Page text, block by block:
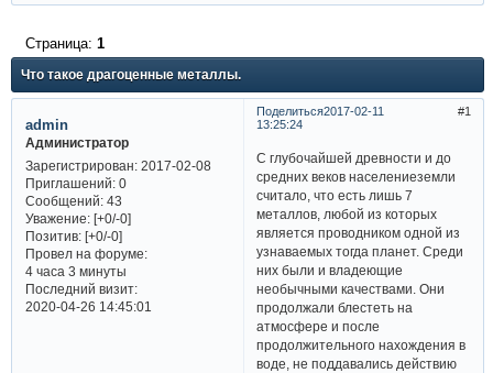
Что такое драгоценные металлы.
Страница: 1
Поделиться 1
2017-02-11
13:25:24
admin
Администратор
Зарегистрирован: 2017-02-08
Приглашений:0
Сообщений:43
Уважение: [+0/-0]
Позитив: [+0/-0]
Провел на форуме:
4 часа 3 минуты
Последний визит:
2020-04-26 14:45:01
С глубочайшей древности и до
средних веков населениеземли
считало, что есть лишь 7
металлов, любой из которых
является проводником одной из
узнаваемых тогда планет. Среди
них были и владеющие
необычными качествами. Они
продолжали блестеть на
атмосфере и после
продолжительного нахождения в
воде, не поддавались действию